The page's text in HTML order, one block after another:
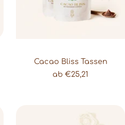
Cacao Bliss Tassen
Angebot
ab €25,21